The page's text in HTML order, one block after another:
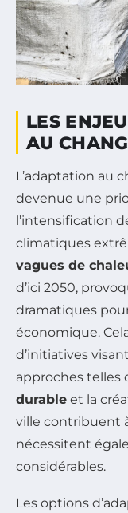
LES
AU
L’adaptation au
devenue une
l’intensification
climatiques
vagues de
d’ici 2050,
dramatiques
économique.
d’initiatives
approches telles
durable et la
ville contribuent
nécessitent
considérables.
Les options